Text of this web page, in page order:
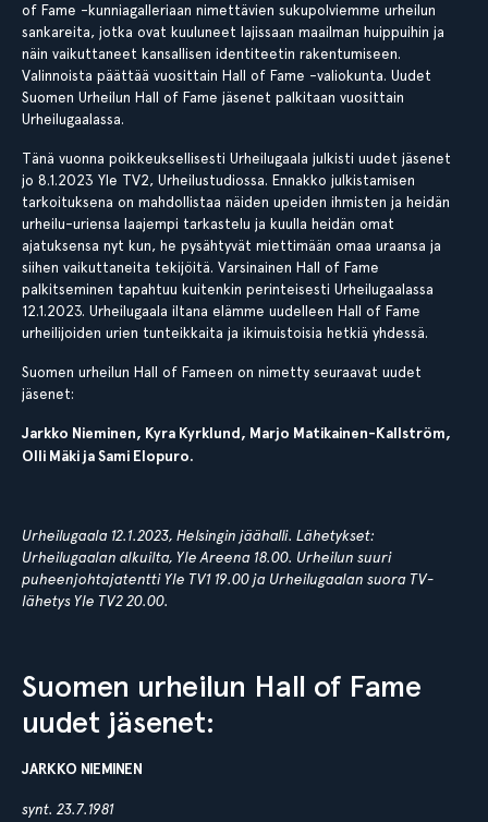
of Fame -kunniagalleriaan nimettävien sukupolviemme urheilun
sankareita, jotka ovat kuuluneet lajissaan maailman huippuihin ja
näin vaikuttaneet kansallisen identiteetin rakentumiseen.
Valinnoista päättää vuosittain Hall of Fame -valiokunta. Uudet
Suomen Urheilun Hall of Fame jäsenet palkitaan vuosittain
Urheilugaalassa.
Tänä vuonna poikkeuksellisesti Urheilugaala julkisti uudet jäsenet
jo 8.1.2023 Yle TV2, Urheilustudiossa. Ennakko julkistamisen
tarkoituksena on mahdollistaa näiden upeiden ihmisten ja heidän
urheilu-uriensa laajempi tarkastelu ja kuulla heidän omat
ajatuksensa nyt kun, he pysähtyvät miettimään omaa uraansa ja
siihen vaikuttaneita tekijöitä. Varsinainen Hall of Fame
palkitseminen tapahtuu kuitenkin perinteisesti Urheilugaalassa
12.1.2023. Urheilugaala iltana elämme uudelleen Hall of Fame
urheilijoiden urien tunteikkaita ja ikimuistoisia hetkiä yhdessä.
Suomen urheilun Hall of Fameen on nimetty seuraavat uudet
jäsenet:
Jarkko Nieminen, Kyra Kyrklund, Marjo Matikainen-Kallström,
Olli Mäki ja Sami Elopuro.
Urheilugaala 12.1.2023, Helsingin jäähalli. Lähetykset:
Urheilugaalan alkuilta, Yle Areena 18.00. Urheilun suuri
puheenjohtajatentti Yle TV1 19.00 ja Urheilugaalan suora TV-
lähetys Yle TV2 20.00.
Suomen urheilun Hall of Fame
uudet jäsenet:
JARKKO NIEMINEN
synt. 23.7.1981